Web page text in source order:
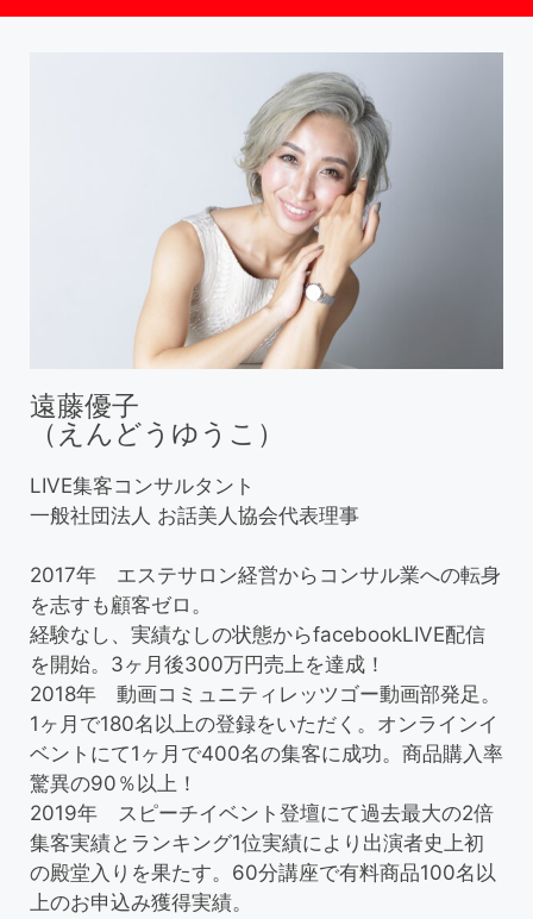
遠藤優子
（えんどうゆうこ）
LIVE集客コンサルタント
一般社団法人 お話美人協会代表理事
2017年 エステサロン経営からコンサル業への転身
を志すも顧客ゼロ。
経験なし、実績なしの状態からfacebookLIVE配信
を開始。3ヶ月後300万円売上を達成！
2018年 動画コミュニティレッツゴー動画部発足。
1ヶ月で180名以上の登録をいただく。オンラインイ
ベントにて1ヶ月で400名の集客に成功。商品購入率
驚異の90％以上！
2019年 スピーチイベント登壇にて過去最大の2倍
集客実績とランキング1位実績により出演者史上初
の殿堂入りを果たす。60分講座で有料商品100名以
上のお申込み獲得実績。